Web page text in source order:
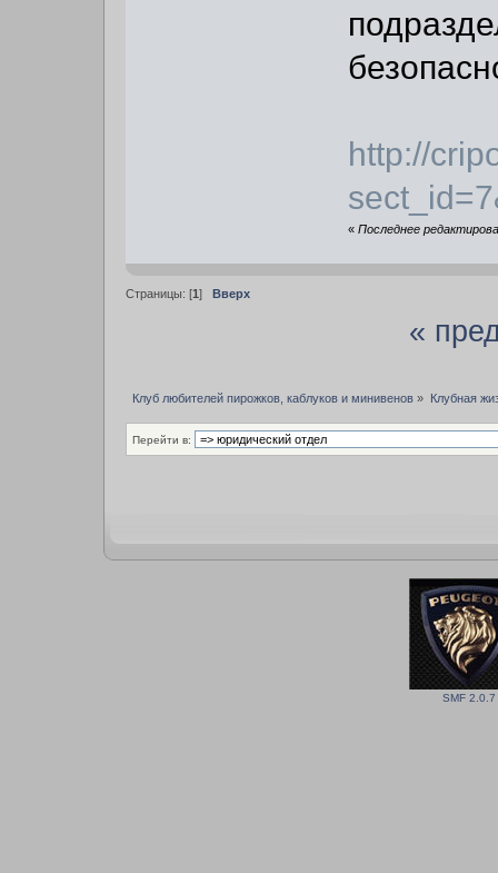
http://
« Последнее
Страницы: [1]Вверх
«
Клуб любителей пирожков, каблуков и минивенов » Клубная
Перейти в:
SMF 2.0.7